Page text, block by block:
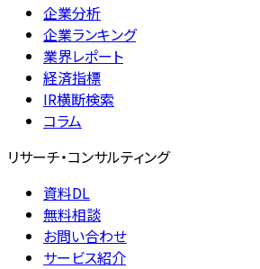
企業分析
企業ランキング
業界レポート
経済指標
IR横断検索
コラム
リサーチ・コンサルティング
資料DL
無料相談
お問い合わせ
サービス紹介